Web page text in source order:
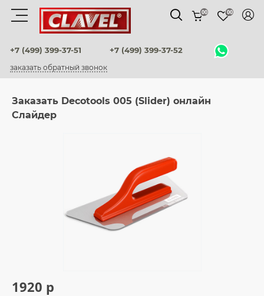
+7 (499) 399-37-51 +7 (499) 399-37-52
заказать обратный звонок
00 00
Материалы
штукатурки венецианские
декоративные краски
мультиколорные краски
краски
воски и лаки
Заказать Decotools 005 (Slider) онлайн
Слайдер
1920 р